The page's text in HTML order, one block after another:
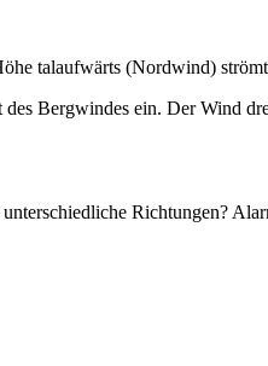
talaufwärts (Nordwind)
Bergwindes ein. Der Wind
Richtungen?